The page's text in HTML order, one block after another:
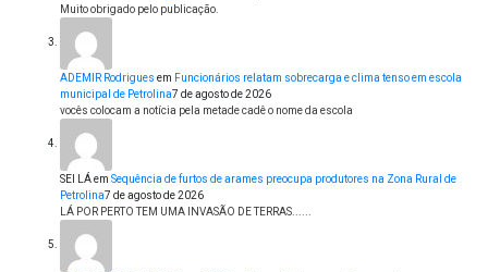
Muito obrigado pelo publicação.
ADEMIR Rodrigues em Funcionários relatam sobrecarga e clima tenso em escola
municipal de Petrolina7 de agosto de 2026
vocês colocam a notícia pela metade cadê o nome da escola
SEI LÁem Sequência de furtos de arames preocupa produtores na Zona Rural de
Petrolina7 de agosto de 2026
LÁ POR PERTO TEM UMA INVASÃO DE TERRAS......